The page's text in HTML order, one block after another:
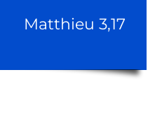
Matthieu 3,17